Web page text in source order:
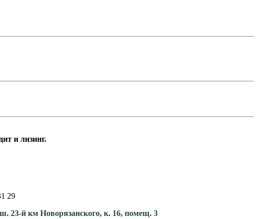
и лизинг.
29
23-й км Новорязанского, к. 16, помещ. 3